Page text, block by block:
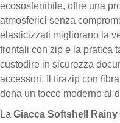
ecosostenibile, offre una
atmosferici senza
elasticizzati migliorano la
frontali con zip e la pratica
custodire in sicurezza
accessori. Il tirazip con
dona un tocco moderno al
La Giacca Softshell Rainy